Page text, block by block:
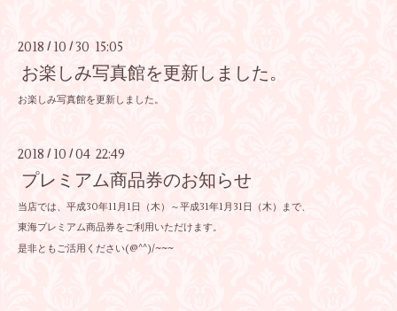
2018 / 10 / 30 15:05
お楽しみ写真館を更新しました。
お楽しみ写真館を更新しました。
2018 / 10 / 04 22:49
プレミアム商品券のお知らせ
当店では、平成30年11月1日（木）～平成31年1月31日（木）まで、
東海プレミアム商品券をご利用いただけます。
是非ともご活用ください(@^^)/~~~